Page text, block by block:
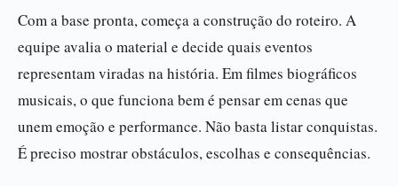
Com a base pronta, começa a construção do roteiro. A
equipe avalia o material e decide quais eventos
representam viradas na história. Em filmes biográficos
musicais, o que funciona bem é pensar em cenas que
unem emoção e performance. Não basta listar conquistas.
É preciso mostrar obstáculos, escolhas e consequências.